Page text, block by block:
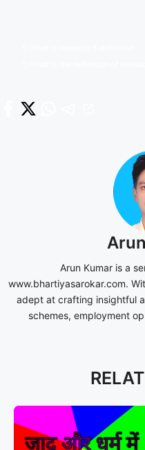
Arun Kumar is a
www.bhartiyasarokar.com.
adept at crafting insightful
schemes, employment